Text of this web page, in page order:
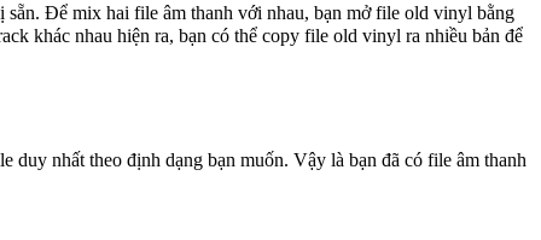
Để mix hai file âm thanh với nhau, bạn mở file old vinyl bằng
khác nhau hiện ra, bạn có thể copy file old vinyl ra nhiều bản để
duy nhất theo định dạng bạn muốn. Vậy là bạn đã có file âm thanh